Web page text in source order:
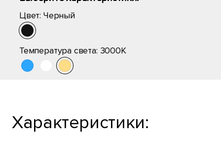
Цвет: Черный
Температура света: 3000K
Характеристики: